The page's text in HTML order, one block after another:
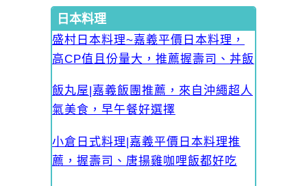
日本料理
盛村日本料理~嘉義平價日本料理，
高CP值且份量大，推薦握壽司、丼飯
飯丸屋|嘉義飯團推薦，來自沖繩超人
氣美食，早午餐好選擇
小倉日式料理|嘉義平價日本料理推
薦，握壽司、唐揚雞咖哩飯都好吃